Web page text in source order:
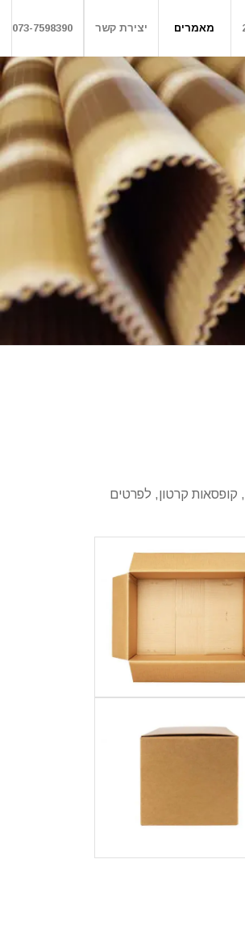
מאמרים יצירת קשר 073-7598390
, קופסאות קרטון, לפרטים